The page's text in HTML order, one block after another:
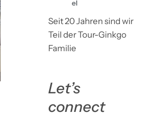
el
Seit 20 Jahren sind wir
Teil der Tour-Ginkgo
Familie
Let’s
connect